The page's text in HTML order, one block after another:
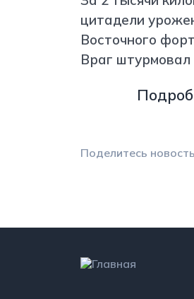
За 2 тысячи
цитадели
Восточного